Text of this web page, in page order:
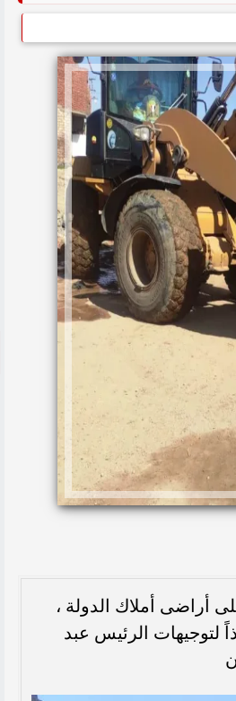
أراضى أملاك الدولة ،
الأولى من الموجه الـ 28 ، وذلك تنفيذاً لتوجيهات الرئيس عبد